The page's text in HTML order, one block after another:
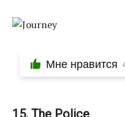
Мне нравится
15. The Police